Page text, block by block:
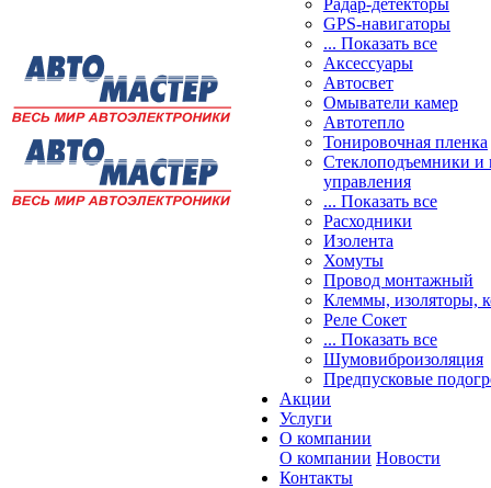
Радар-детекторы
GPS-навигаторы
... Показать все
Аксессуары
Автосвет
Омыватели камер
Автотепло
Тонировочная пленка
Стеклоподъемники и
управления
... Показать все
Расходники
Изолента
Хомуты
Провод монтажный
Клеммы, изоляторы,
Реле Сокет
... Показать все
Шумовиброизоляция
Предпусковые
Акции
Услуги
О компании
О компании Новости
Контакты